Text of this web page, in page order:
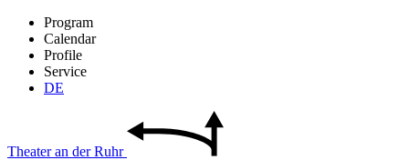
Program
Calendar
Profile
Service
DE
Theateran derRuhr